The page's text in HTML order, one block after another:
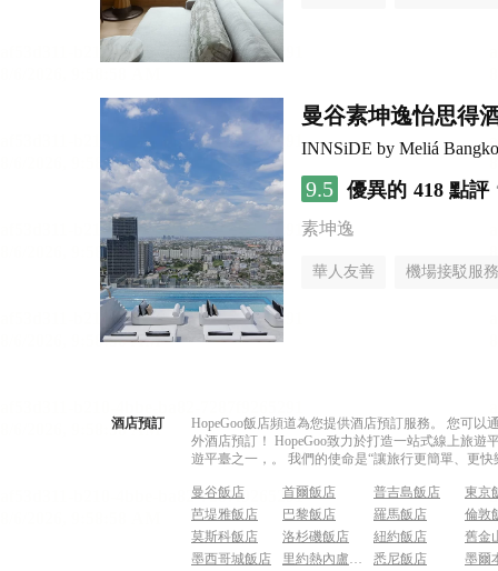
曼谷素坤逸怡思得
INNSiDE by Meliá
9.5 優異的 418 點評
素坤逸
華人友善 機場接駁服務
酒店預訂
HopeGoo飯店頻道為您提供酒店預訂服務。 您可
外酒店預訂！ HopeGoo致力於打造一站式線上旅
遊平臺之一，。 我們的使命是“讓旅行更簡單、更
曼谷飯店 首爾飯店 普吉島飯店
東京
芭堤雅飯店
巴黎飯店 羅馬飯店
倫敦
莫斯科飯店
洛杉磯飯店 紐約飯店
舊金
墨西哥城飯店
里約熱內盧飯店 悉尼飯店 墨爾